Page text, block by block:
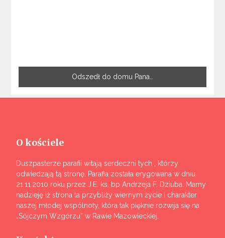
Odszedł do domu Pana…
O kościele
Duszpasterze parafii witają serdeczni tych , którzy
odwiedzają tą stronę. Parafia została erygowana w dniu
21.11.2010 roku przez J.E. ks. bp Andrzeja F. Dziuba. Mamy
nadzieję iż strona ta przybliży wiernym życie i charakter
naszej młodej wspólnoty, która tak pięknie rozwija się na
„Sójczym Wzgórzu” w Rawie Mazowieckiej.